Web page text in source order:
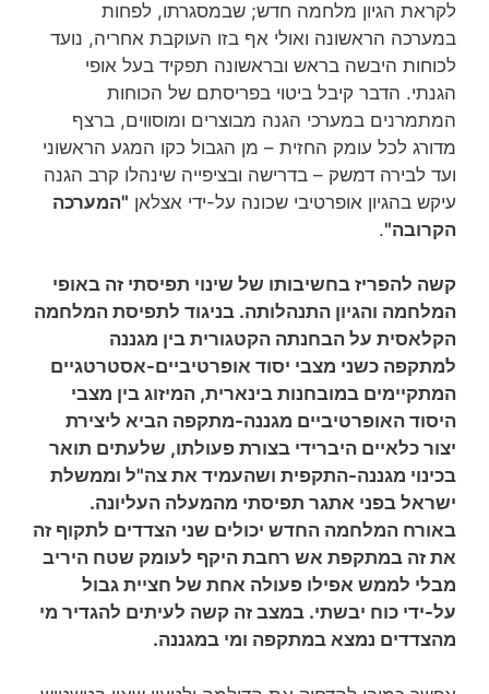
לקראת הגיון מלחמה חדש; שבמסגרתו, לפחות
במערכה הראשונה ואולי אף בזו העוקבת אחריה, נועד
לכוחות היבשה בראש ובראשונה תפקיד בעל אופי
הגנתי. הדבר קיבל ביטוי בפריסתם של הכוחות
המתמרנים במערכי הגנה מבוצרים ומוסווים, ברצף
מדורג לכל עומק החזית – מן הגבול כקו המגע הראשוני
ועד לבירה דמשק – בדרישה ובציפייה שינהלו קרב הגנה
עיקש בהגיון אופרטיבי שכונה על-ידי אצלאן "המערכה
הקרובה".
קשה להפריז בחשיבותו של שינוי תפיסתי זה באופי
המלחמה והגיון התנהלותה. בניגוד לתפיסת המלחמה
הקלאסית על הבחנתה הקטגורית בין מגננה
למתקפה כשני מצבי יסוד אופרטיביים-אסטרטגיים
המתקיימים במובחנות בינארית, המיזוג בין מצבי
היסוד האופרטיביים מגננה-מתקפה הביא ליצירת
יצור כלאיים היברידי בצורת פעולתו, שלעתים תואר
בכינוי מגננה-התקפית ושהעמיד את צה"ל וממשלת
ישראל בפני אתגר תפיסתי מהמעלה העליונה.
באורח המלחמה החדש יכולים שני הצדדים לתקוף זה
את זה במתקפת אש רחבת היקף לעומק שטח היריב
מבלי לממש אפילו פעולה אחת של חציית גבול
על-ידי כוח יבשתי. במצב זה קשה לעיתים להגדיר מי
מהצדדים נמצא במתקפה ומי במגננה.